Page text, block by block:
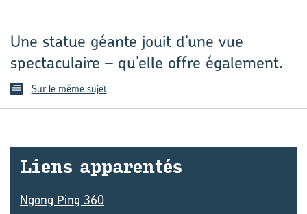
Une statue géante jouit d’une vue
spectaculaire – qu’elle offre également.
Sur le même sujet
Liens ap­pa­ren­tés
Ngong Ping 360